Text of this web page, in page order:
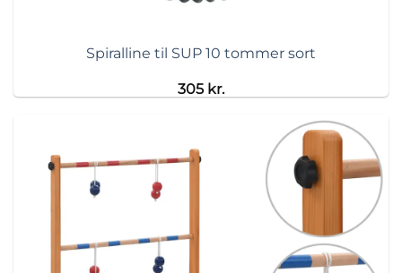
Spiralline til SUP 10 tommer sort
305 kr.